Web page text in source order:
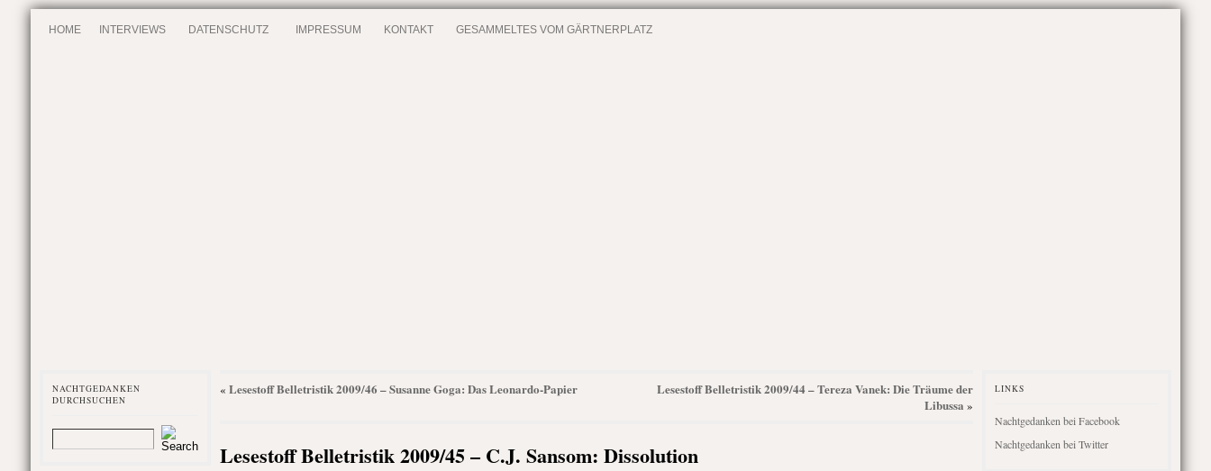
HOME INTERVIEWS DATENSCHUTZ IMPRESSUM KONTAKT GESAMMELTES VOM GÄRTNERPLATZ
NACHTGEDANKEN
DURCHSUCHEN
« Lesestoff Belletristik 2009/46 – Susanne Goga: Das Leonardo-Papier
Lesestoff Belletristik 2009/44 – Tereza Vanek: Die Träume der
Libussa »
Lesestoff Belletristik 2009/45 – C.J. Sansom: Dissolution
LINKS
Nachtgedanken bei Facebook
Nachtgedanken bei Twitter